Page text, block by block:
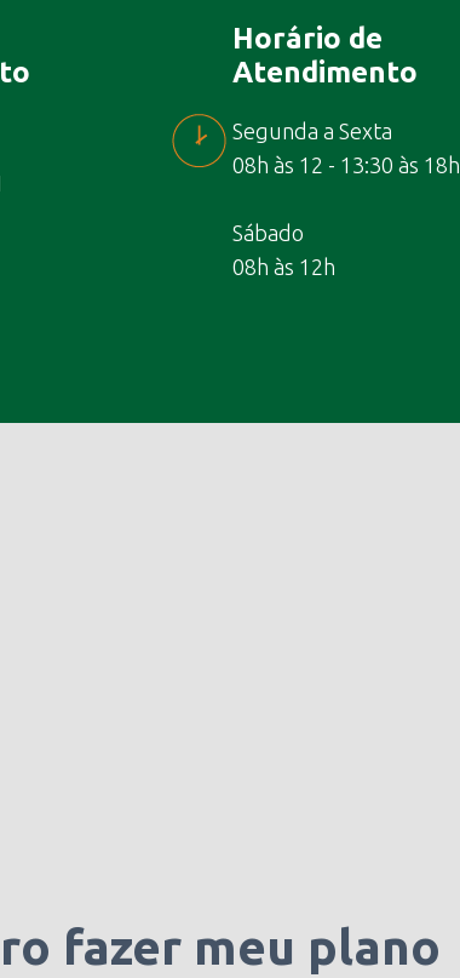
Horário de
Atendimento
Segunda a Sexta
08h às 12 - 13:30 às 18h
Sábado
08h às 12h
fazer meu plano